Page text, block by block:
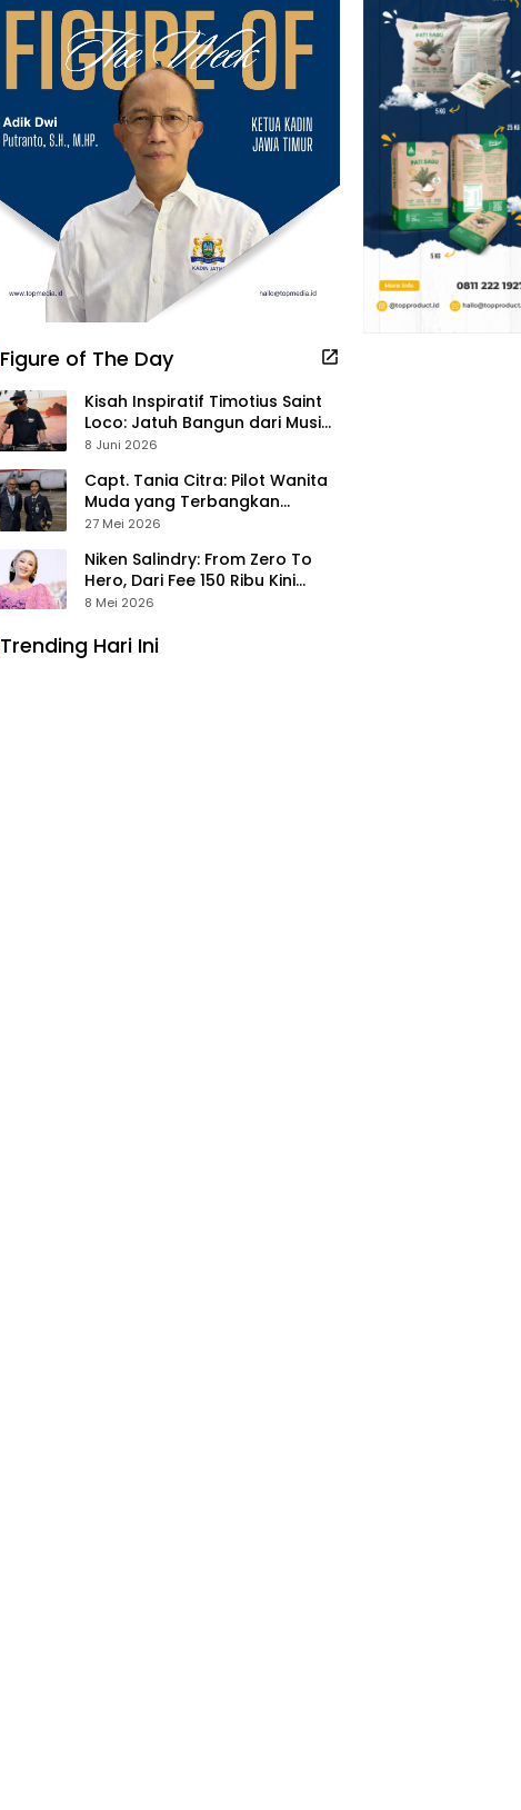
Figure of The Day
Kisah Inspiratif Timotius Saint
Loco: Jatuh Bangun dari Musik,
Pelayanan Pastor, hingga
8 Juni 2026
Capt. Tania Citra: Pilot Wanita
Muda yang Terbangkan
Pesawat Presiden Prabowo ke
27 Mei 2026
Niken Salindry: From Zero To
Hero, Dari Fee 150 Ribu Kini
Punya Aset Miliaran
8 Mei 2026
Trending Hari Ini